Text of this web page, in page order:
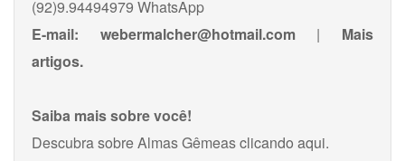
(92)9.94494979 WhatsApp
E-mail:
webermalcher@hotmail.com| Mais
artigos.
Saiba mais sobre você!
Descubra sobre Almas Gêmeasclicando aqui.